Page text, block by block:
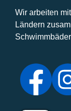
Wir arbeiten
Ländern